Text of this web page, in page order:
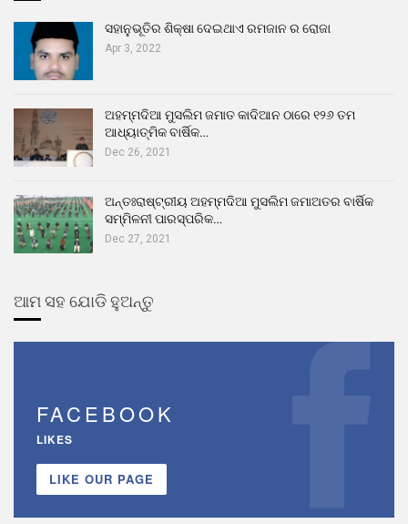
ସହାନୁଭୂତିର ଶିକ୍ଷା ଦେଇଥାଏ ରମଜାନ ର ରୋଜା
Apr 3, 2022
ଅହମ୍ମଦିଆ ମୁସଲିମ ଜମାତ କାଦିଆନ ଠାରେ ୧୨୬ ତମ
ଆଧ୍ୟାତ୍ମିକ ବାର୍ଷିକ…
Dec 26, 2021
ଅନ୍ତଃରାଷ୍ଟ୍ରୀୟ ଅହମ୍ମଦିଆ ମୁସଲିମ ଜମାଅତର ବାର୍ଷିକ
ସମ୍ମିଳନୀ ପାରସ୍ପରିକ…
Dec 27, 2021
ଆମ ସହ ଯୋଡି ହୁଅନ୍ତୁ
FACEBOOK
LIKES
LIKE OUR PAGE